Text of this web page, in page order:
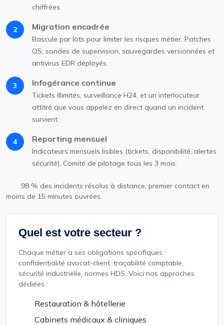
chiffrées.
2 Migration encadrée
Bascule par lots pour limiter les risques métier. Patches
OS, sondes de supervision, sauvegardes versionnées et
antivirus EDR déployés.
3 Infogérance continue
Tickets illimités, surveillance H24, et un interlocuteur
attitré que vous appelez en direct quand un incident
survient.
4 Reporting mensuel
Indicateurs mensuels lisibles (tickets, disponibilité, alertes
sécurité). Comité de pilotage tous les 3 mois.
98 % des incidents résolus à distance, premier contact en
moins de 15 minutes ouvrées.
Quel est votre secteur ?
Chaque métier a ses obligations spécifiques :
confidentialité avocat-client, traçabilité comptable,
sécurité industrielle, normes HDS. Voici nos approches
dédiées :
Restauration & hôtellerie
Cabinets médicaux & cliniques